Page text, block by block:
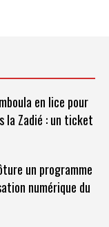
en lice pour
la Zadié : un ticket
un programme
numérique du